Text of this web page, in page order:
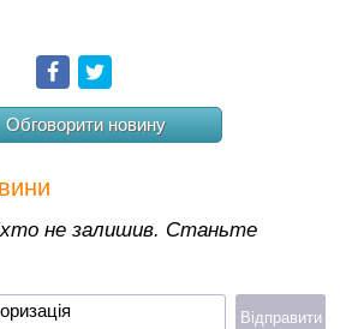
Facebook
Обговорити новину
не залишив. Станьте
Відправити